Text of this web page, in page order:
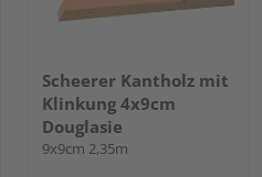
Scheerer Kantholz mit
Klinkung 4x9cm
Douglasie
9x9cm 2,35m